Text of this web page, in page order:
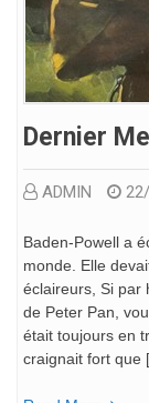
Dernier
ADMIN
Baden-Powell a
monde. Elle
éclaireurs, Si par
de Peter Pan,
était toujours en
craignait fort que